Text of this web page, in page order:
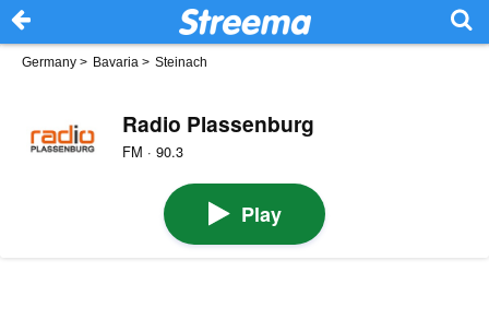
Germany > Bavaria > Steinach
Radio Plassenburg
FM · 90.3
Play